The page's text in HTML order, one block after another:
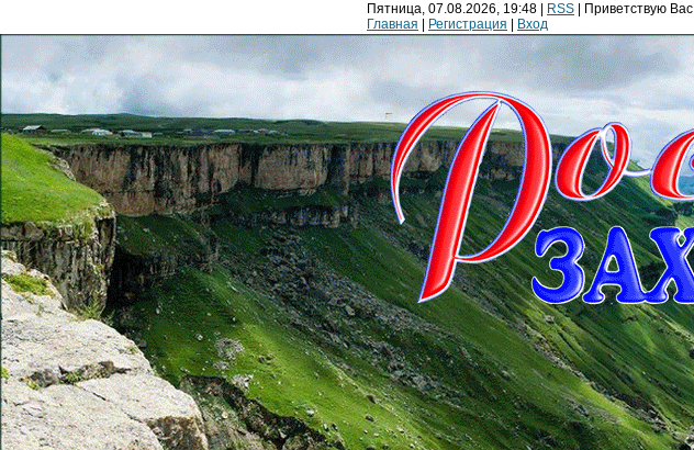
Пятница, 07.08.2026, 19:48 | RSS Приветствую Вас
Главная
Регистрация Вход